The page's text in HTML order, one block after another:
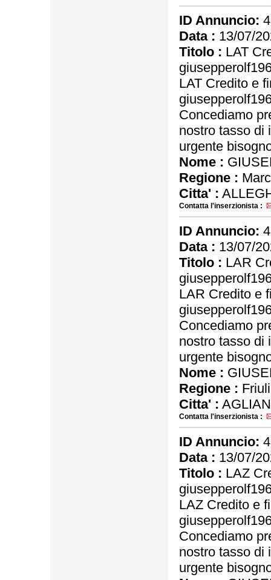
ID Annuncio:
Data : 13/07/
Titolo : LAT
LAT Credito e
Concediamo
nostro tasso di
urgente
Nome :
Regione :
Citta' :
Contatta l'inserzionista :
ID Annuncio:
Data : 13/07/
Titolo : LAR
LAR Credito e
Concediamo
nostro tasso di
urgente
Nome :
Regione :
Citta' :
Contatta l'inserzionista :
ID Annuncio:
Data : 13/07/
Titolo : LAZ
LAZ Credito e
Concediamo
nostro tasso di
urgente